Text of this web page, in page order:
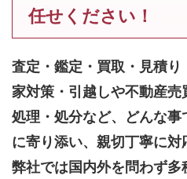
任せください！
査定・鑑定・買取・見積り
家対策・引越しや不動産
処理・処分など、どんな事
に寄り添い、親切丁寧に対
弊社では国内外を問わず